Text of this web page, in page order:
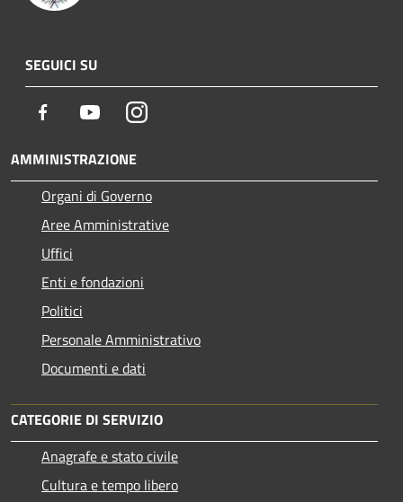
SEGUICI SU
Facebook YoutubeInstagram
AMMINISTRAZIONE
Organi di Governo
Aree Amministrative
Uffici
Enti e fondazioni
Politici
Personale Amministrativo
Documenti e dati
CATEGORIE DI SERVIZIO
Anagrafe e stato civile
Cultura e tempo libero